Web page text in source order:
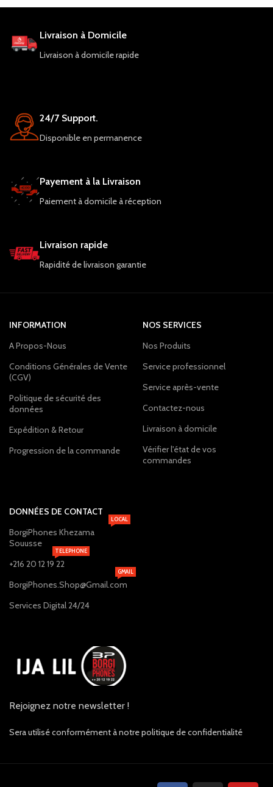
Livraison à Domicile
Livraison à domicile rapide
24/7 Support.
Disponible en permanence
Payement à la Livraison
Paiement à domicile à réception
Livraison rapide
Rapidité de livraison garantie
INFORMATION
A Propos-Nous
Conditions Générales de Vente
(CGV)
Politique de sécurité des
données
Expédition & Retour
Progression de la commande
NOS SERVICES
Nos Produits
Service professionnel
Service après-vente
Contactez-nous
Livraison à domicile
Vérifier l'état de vos
commandes
DONNÉES DE CONTACT
BorgiPhones Khezama
Souusse
LOCAL
+216 20 12 19 22
TELEPHONE
BorgiPhones.Shop@Gmail.com
GMAIL
Services Digital 24/24
Rejoignez notre newsletter !
Sera utilisé conformément à notre politique de confidentialité